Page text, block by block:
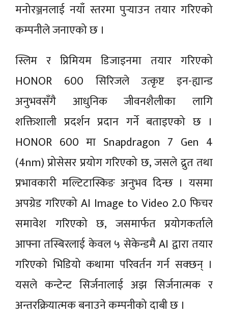
मनोरञ्जनलाई नयाँ स्तरमा पुर्‍याउन तयार गरिएको
कम्पनीले जनाएको छ ।
स्लिम र प्रिमियम डिजाइनमा तयार गरिएको
HONOR 600 सिरिजले उत्कृष्ट इन-ह्यान्ड
अनुभवसँगै आधुनिक जीवनशैलीका लागि
शक्तिशाली प्रदर्शन प्रदान गर्ने बताइएको छ ।
HONOR 600 मा Snapdragon 7 Gen 4
(4nm) प्रोसेसर प्रयोग गरिएको छ, जसले द्रुत तथा
प्रभावकारी मल्टिटास्किङ अनुभव दिन्छ । यसमा
अपग्रेड गरिएको AI Image to Video 2.0 फिचर
समावेश गरिएको छ, जसमार्फत प्रयोगकर्ताले
आफ्ना तस्बिरलाई केवल ५ सेकेन्डमै AI द्वारा तयार
गरिएको भिडियो कथामा परिवर्तन गर्न सक्छन् ।
यसले कन्टेन्ट सिर्जनालाई अझ सिर्जनात्मक र
अन्तरक्रियात्मक बनाउने कम्पनीको दाबी छ ।